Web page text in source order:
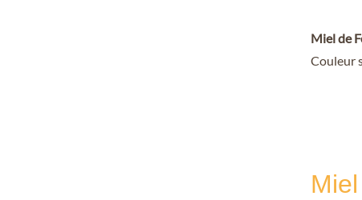
Miel de
Couleur